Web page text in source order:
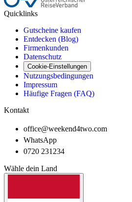
Quicklinks
Gutscheine kaufen
Entdecken (Blog)
Firmenkunden
Datenschutz
Cookie-Einstellungen
Nutzungsbedingungen
Impressum
Häufige Fragen (FAQ)
Kontakt
office@weekend4two.com
WhatsApp
0720 231234
Wähle dein Land